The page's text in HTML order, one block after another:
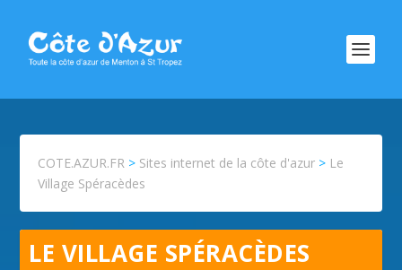
COTE.AZUR.FR > Sites internet de la côte d'azur > Le
Village Spéracèdes
LE VILLAGE SPÉRACÈDES